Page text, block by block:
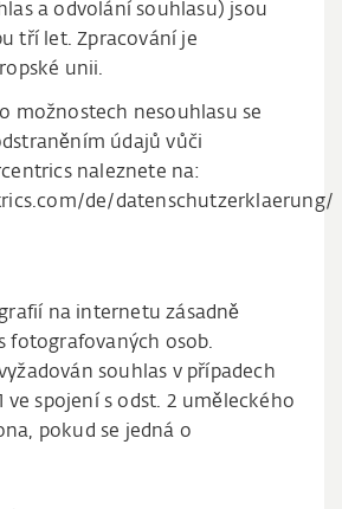
a odvolání souhlasu) jsou
tří let. Zpracování je
unii.
možnostech nesouhlasu se
údajů vůči
naleznete na:
de/datenschutzerklaerung/
na internetu zásadně
fotografovaných osob.
souhlas v případech
ve spojení s odst. 2 uměleckého
pokud se jedná o